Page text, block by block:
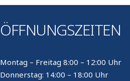
ÖFFNUNGSZEITEN
Montag – Freitag 8:00 – 12:00 Uhr
Donnerstag: 14:00 – 18:00 Uhr